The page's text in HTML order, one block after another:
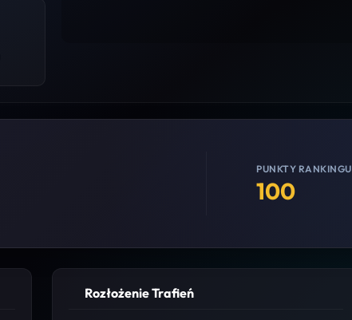
PUNKTY RANKINGU
100
Rozłożenie Trafień